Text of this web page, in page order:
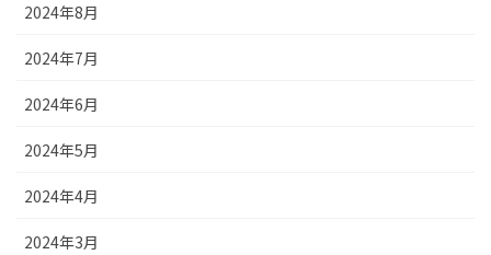
2024年8月
2024年7月
2024年6月
2024年5月
2024年4月
2024年3月